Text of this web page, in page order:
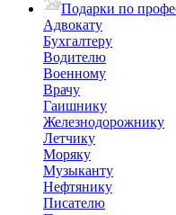
Подарки по
Адвокату
Бухгалтеру
Водителю
Военному
Врачу
Гаишнику
Железнодорожнику
Летчику
Моряку
Музыканту
Нефтянику
Писателю